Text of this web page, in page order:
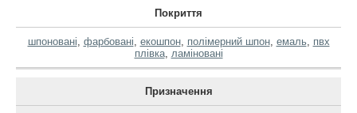
Покриття
шпоновані, фарбовані, екошпон, полімерний шпон, емаль, пвх
плівка, ламіновані
Призначення